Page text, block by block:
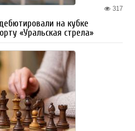
317
на кубке
«Уральская стрела»